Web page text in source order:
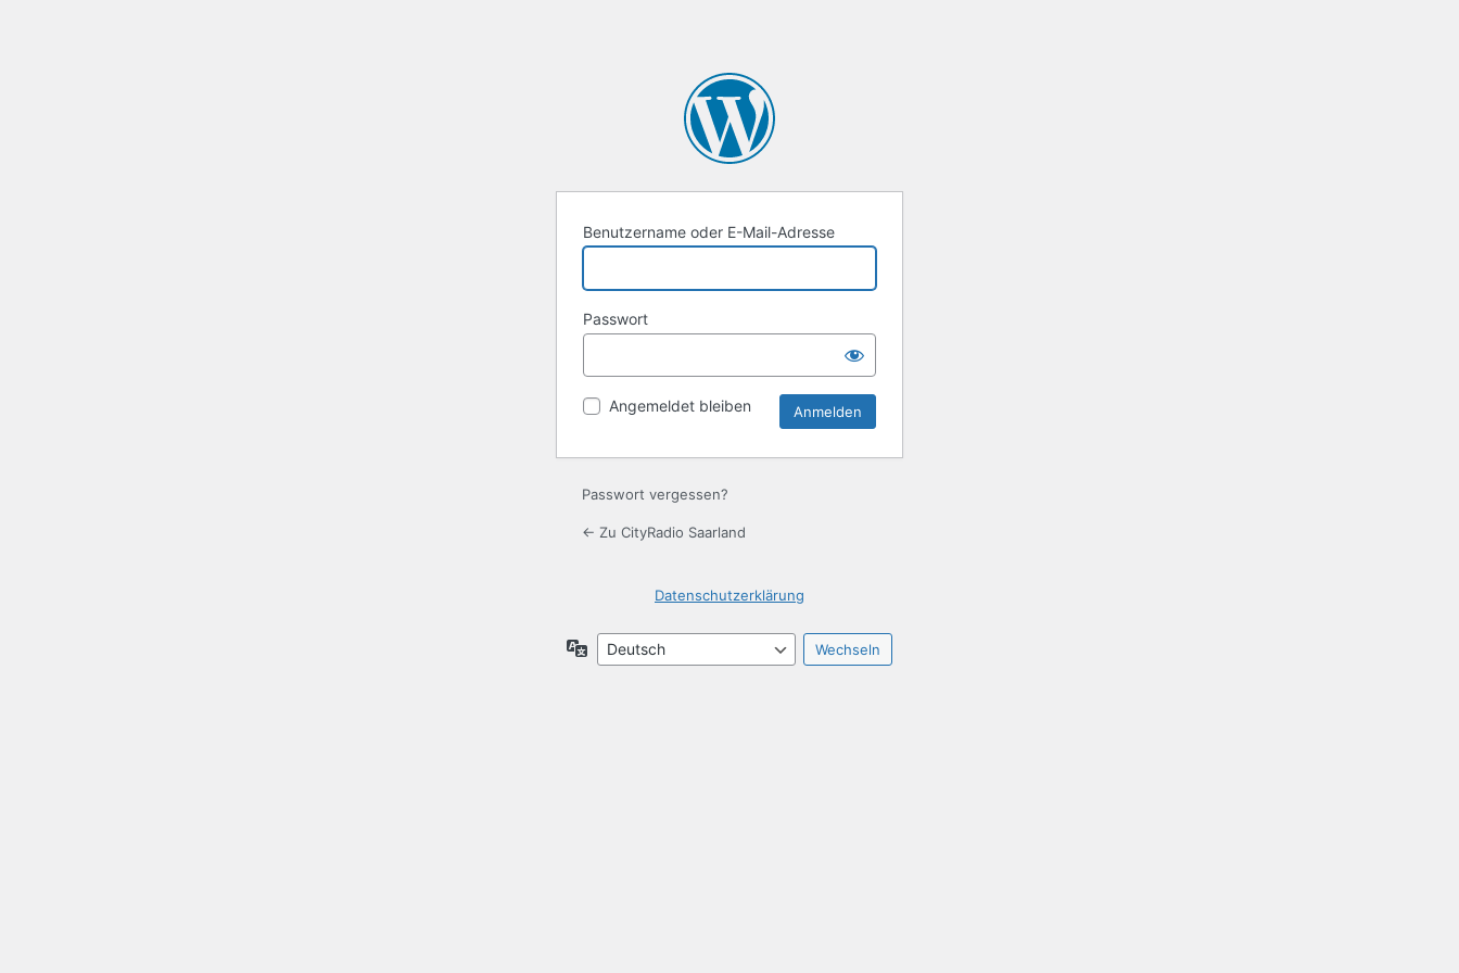
Benutzername oder E-Mail-Adresse
Passwort
Angemeldet bleiben
Passwort vergessen?
← Zu CityRadio Saarland
Datenschutzerklärung
Sprache